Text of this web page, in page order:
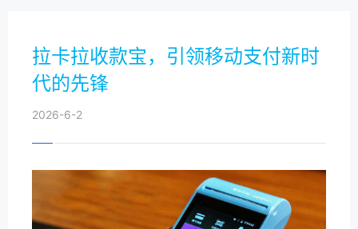
拉卡拉收款宝，引领移动支付新时
代的先锋
2026-6-2